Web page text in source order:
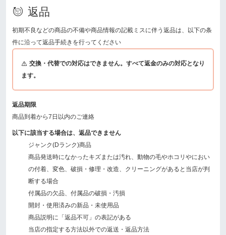
返品
初期不良などの商品の不備や商品情報の記載ミスに伴う返品は、以下の条
件に沿って返品手続きを行ってください
交換・代替での対応はできません。すべて返金のみの対応となり
ます。
返品期限
商品到着から7日以内のご連絡
以下に該当する場合は、返品できません
ジャンク(Dランク)商品
商品発送時になかったキズまたは汚れ、動物の毛やホコリやにおい
の付着、変色、破損・修理・改造、クリーニングがあると当店が判
断する場合
付属品の欠品、付属品の破損・汚損
開封・使用済みの新品・未使用品
商品説明に「返品不可」の表記がある
当店の指定する方法以外での返送・返品方法